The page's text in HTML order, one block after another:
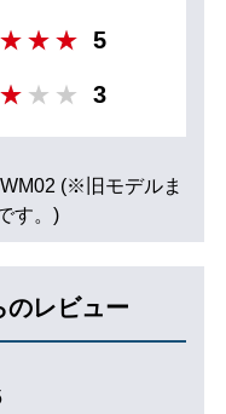
5
3
(※旧モデルま
す。)
のレビュー